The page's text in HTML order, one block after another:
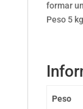
formar
Peso 5
Peso